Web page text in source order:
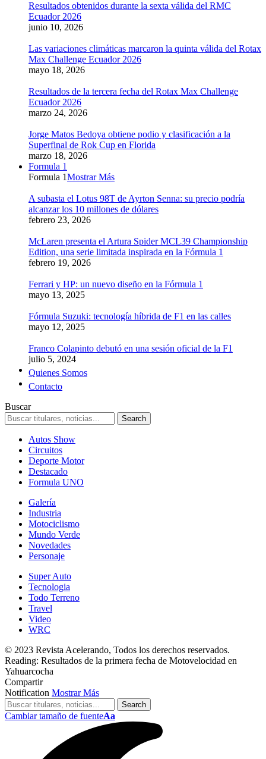
Resultados obtenidos durante la sexta válida del RMC
Ecuador 2026
junio 10, 2026
Las variaciones climáticas marcaron la quinta válida del Rotax
Max Challenge Ecuador 2026
mayo 18, 2026
Resultados de la tercera fecha del Rotax Max Challenge
Ecuador 2026
marzo 24, 2026
Jorge Matos Bedoya obtiene podio y clasificación a la
Superfinal de Rok Cup en Florida
marzo 18, 2026
Formula 1
Formula 1Mostrar Más
A subasta el Lotus 98T de Ayrton Senna: su precio podría
alcanzar los 10 millones de dólares
febrero 23, 2026
McLaren presenta el Artura Spider MCL39 Championship
Edition, una serie limitada inspirada en la Fórmula 1
febrero 19, 2026
Ferrari y HP: un nuevo diseño en la Fórmula 1
mayo 13, 2025
Fórmula Suzuki: tecnología híbrida de F1 en las calles
mayo 12, 2025
Franco Colapinto debutó en una sesión oficial de la F1
julio 5, 2024
Quienes Somos
Contacto
Buscar
Autos Show
Circuitos
Deporte Motor
Destacado
Formula UNO
Galería
Industria
Motociclismo
Mundo Verde
Novedades
Personaje
Super Auto
Tecnologia
Todo Terreno
Travel
Video
WRC
© 2023 Revista Acelerando, Todos los derechos reservados.
Reading: Resultados de la primera fecha de Motovelocidad en
Yahuarcocha
Compartir
Notification Mostrar Más
Cambiar tamaño de fuenteAa